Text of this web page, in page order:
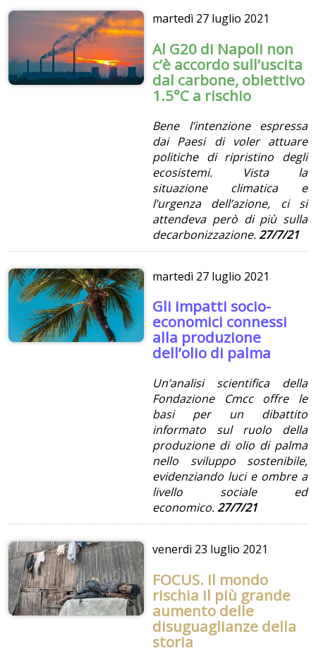
martedì 27 luglio 2021
Al G20 di Napoli non
c’è accordo sull’uscita
dal carbone, obiettivo
1.5°C a rischio
Bene l’intenzione espressa
dai Paesi di voler attuare
politiche di ripristino degli
ecosistemi. Vista la
situazione climatica e
l’urgenza dell’azione, ci si
attendeva però di più sulla
decarbonizzazione.27/7/21
martedì 27 luglio 2021
Gli impatti socio-
economici connessi
alla produzione
dell’olio di palma
Un’analisi scientifica della
Fondazione Cmcc offre le
basi per un dibattito
informato sul ruolo della
produzione di olio di palma
nello sviluppo sostenibile,
evidenziando luci e ombre a
livello sociale ed
economico.27/7/21
venerdì 23 luglio 2021
FOCUS. Il mondo
rischia il più grande
aumento delle
disuguaglianze della
storia